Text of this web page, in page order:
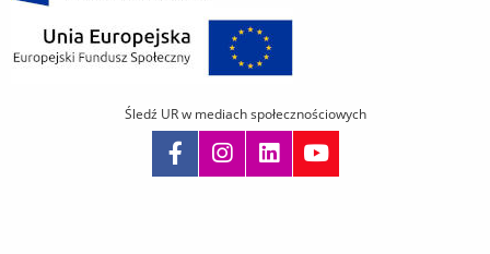
Śledź UR w mediach społecznościowych